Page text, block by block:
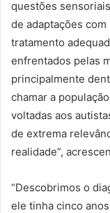
questões
de adaptações
tratamento
enfrentados pelas
principalmente
chamar a
voltadas aos
de extrema
realidade”,
“Descobrimos o
ele tinha cinco